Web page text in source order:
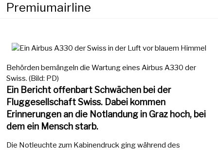
Premiumairline
Behörden bemängeln die Wartung eines Airbus A330 der
Swiss. (Bild: PD)
Ein Bericht offenbart Schwächen bei der
Fluggesellschaft Swiss. Dabei kommen
Erinnerungen an die Notlandung in Graz hoch, bei
dem ein Mensch starb.
Die Notleuchte zum Kabinendruck ging während des